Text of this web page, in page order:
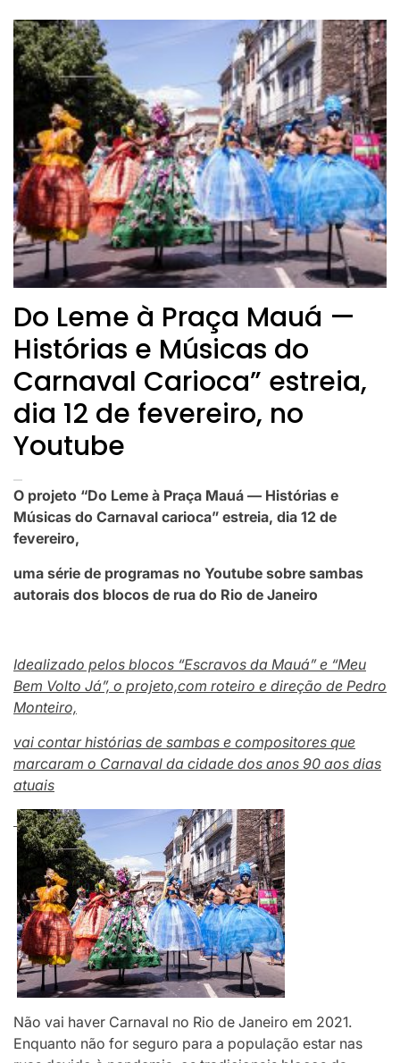
Do Leme à Praça Mauá —
Histórias e Músicas do
Carnaval Carioca” estreia,
dia 12 de fevereiro, no
Youtube
O projeto “Do Leme à Praça Mauá — Histórias e
Músicas do Carnaval carioca” estreia, dia 12 de
fevereiro,
uma série de programas no Youtube sobre sambas
autorais dos blocos de rua do Rio de Janeiro
Idealizado pelos blocos “Escravos da Mauá” e “Meu
Bem Volto Já”, o projeto,com roteiro e direção de Pedro
Monteiro,
vai contar histórias de sambas e compositores que
marcaram o Carnaval da cidade dos anos 90 aos dias
atuais
Não vai haver Carnaval no Rio de Janeiro em 2021.
Enquanto não for seguro para a população estar nas